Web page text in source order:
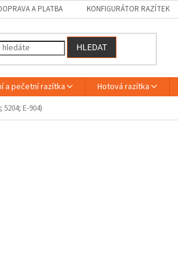
A PLATBA KONFIGURÁTOR RAZÍTEK
HLEDAT
a pečetní razítka Hotová razítka
E-904)